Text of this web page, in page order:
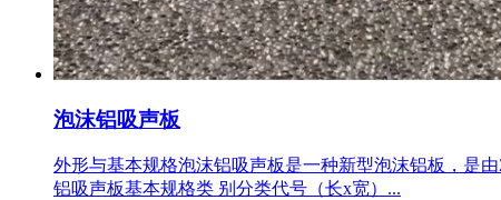
泡沫铝吸声板
外形与基本规格泡沫铝吸声板是一种新型泡沫铝板，是
铝吸声板基本规格类 别分类代号（长x宽）...